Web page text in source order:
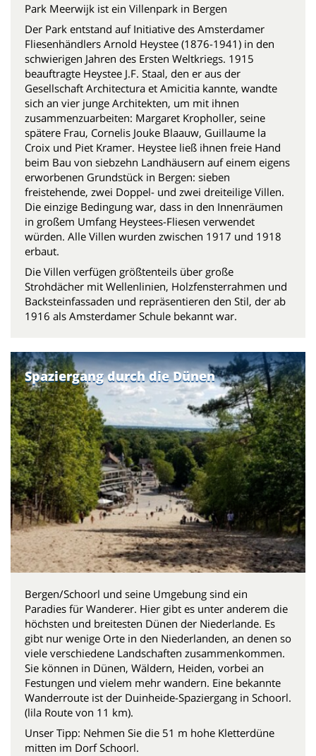
Park Meerwijk ist ein Villenpark in Bergen
Der Park entstand auf Initiative des Amsterdamer
Fliesenhändlers Arnold Heystee (1876-1941) in den
schwierigen Jahren des Ersten Weltkriegs. 1915
beauftragte Heystee J.F. Staal, den er aus der
Gesellschaft Architectura et Amicitia kannte, wandte
sich an vier junge Architekten, um mit ihnen
zusammenzuarbeiten: Margaret Kropholler, seine
spätere Frau, Cornelis Jouke Blaauw, Guillaume la
Croix und Piet Kramer. Heystee ließ ihnen freie Hand
beim Bau von siebzehn Landhäusern auf einem eigens
erworbenen Grundstück in Bergen: sieben
freistehende, zwei Doppel- und zwei dreiteilige Villen.
Die einzige Bedingung war, dass in den Innenräumen
in großem Umfang Heystees-Fliesen verwendet
würden. Alle Villen wurden zwischen 1917 und 1918
erbaut.
Die Villen verfügen größtenteils über große
Strohdächer mit Wellenlinien, Holzfensterrahmen und
Backsteinfassaden und repräsentieren den Stil, der ab
1916 als Amsterdamer Schule bekannt war.
Spaziergang durch die Dünen
Bergen/Schoorl und seine Umgebung sind ein
Paradies für Wanderer. Hier gibt es unter anderem die
höchsten und breitesten Dünen der Niederlande. Es
gibt nur wenige Orte in den Niederlanden, an denen so
viele verschiedene Landschaften zusammenkommen.
Sie können in Dünen, Wäldern, Heiden, vorbei an
Festungen und vielem mehr wandern. Eine bekannte
Wanderroute ist der Duinheide-Spaziergang in Schoorl.
(lila Route von 11 km).
Unser Tipp: Nehmen Sie die 51 m hohe Kletterdüne
mitten im Dorf Schoorl.